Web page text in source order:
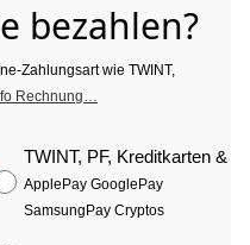
bezahlen?
Zahlungsart wie TWINT,
Rechnung…
TWINT, PF, Kreditkarten &
ApplePay GooglePay
SamsungPay Cryptos